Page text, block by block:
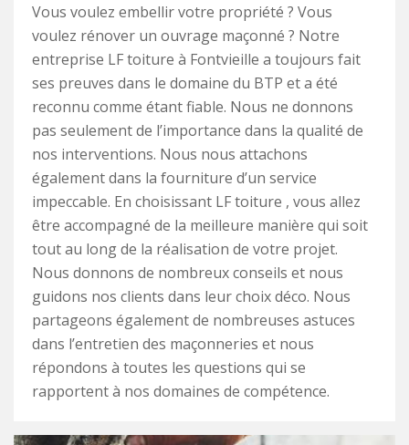
Vous voulez embellir votre propriété ? Vous
voulez rénover un ouvrage maçonné ? Notre
entreprise LF toiture à Fontvieille a toujours fait
ses preuves dans le domaine du BTP et a été
reconnu comme étant fiable. Nous ne donnons
pas seulement de l’importance dans la qualité de
nos interventions. Nous nous attachons
également dans la fourniture d’un service
impeccable. En choisissant LF toiture , vous allez
être accompagné de la meilleure manière qui soit
tout au long de la réalisation de votre projet.
Nous donnons de nombreux conseils et nous
guidons nos clients dans leur choix déco. Nous
partageons également de nombreuses astuces
dans l’entretien des maçonneries et nous
répondons à toutes les questions qui se
rapportent à nos domaines de compétence.